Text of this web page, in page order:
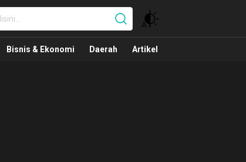
Bisnis & Ekonomi Daerah Artikel